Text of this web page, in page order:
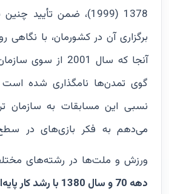
1378 (1999)، ضمن تأیید
برگزاری آن در کشورمان، با
آنجا که سال 2001
گوی تمدن‌ها نامگذاری شده
نسبی این مسابقات به سازمان
می‌دهم به فکر بازی‌های در
ورزش و ملت‌ها در رشته‌های
دهه 70 و سال 1380 با